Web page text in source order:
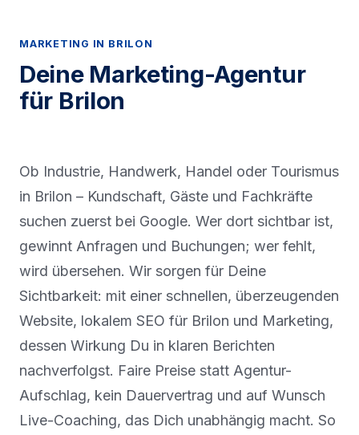
MARKETING IN BRILON
Deine Marketing-Agentur
für Brilon
Ob Industrie, Handwerk, Handel oder Tourismus
in Brilon – Kundschaft, Gäste und Fachkräfte
suchen zuerst bei Google. Wer dort sichtbar ist,
gewinnt Anfragen und Buchungen; wer fehlt,
wird übersehen. Wir sorgen für Deine
Sichtbarkeit: mit einer schnellen, überzeugenden
Website, lokalem SEO für Brilon und Marketing,
dessen Wirkung Du in klaren Berichten
nachverfolgst. Faire Preise statt Agentur-
Aufschlag, kein Dauervertrag und auf Wunsch
Live-Coaching, das Dich unabhängig macht. So